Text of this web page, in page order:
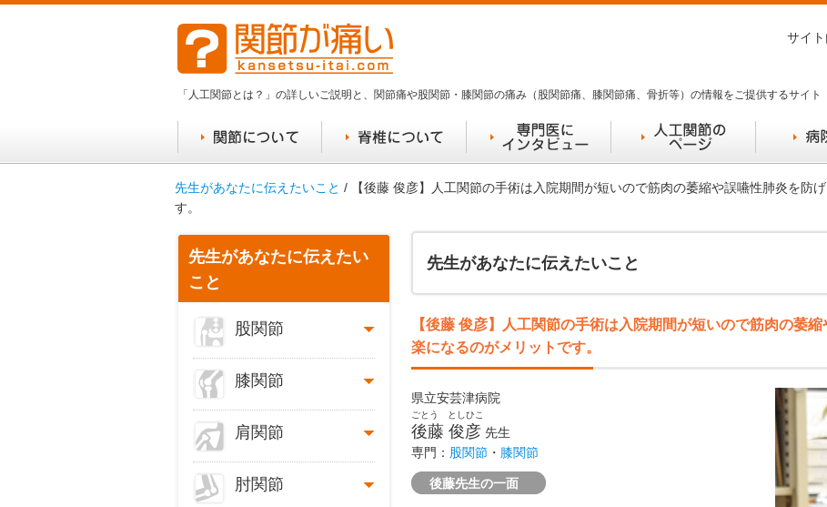
「人工関節とは？」の詳しいご説明と、関節痛や股関節・膝関節の痛み（股関節痛、膝関節痛、骨折等）の情報をご提供するサイト
サイ
先生があなたに伝えたいこと / 【後藤 俊彦】人工関節の手術は入院期間が短いので筋肉の萎縮や誤嚥性肺炎を防
す。
先生があなたに伝えたいこと
【後藤 俊彦】人工関節の手術は入院期間が短いので筋肉の萎
楽になるのがメリットです。
県立安芸津病院
ごとう としひこ
後藤 俊彦 先生
専門： 股関節 ・ 膝関節
後藤先生の一面
先生があなたに伝えたい
こと
股関節
膝関節
肩関節
肘関節